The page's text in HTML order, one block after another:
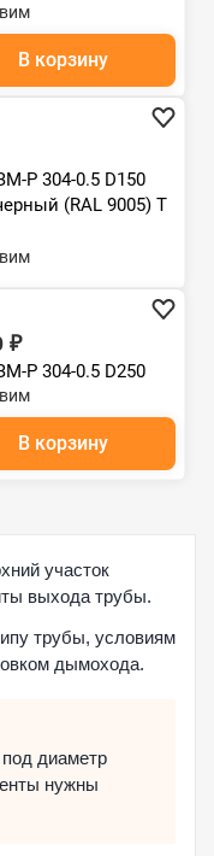
В корзину
Р 304-0.5 D150
(RAL 9005) Т
₽
Р 304-0.5 D250
В корзину
участок
выхода трубы.
трубы, условиям
дымохода.
диаметр
нужны